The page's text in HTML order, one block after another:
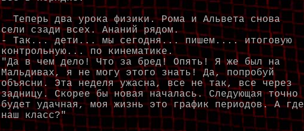
Теперь два урока физики. Рома и Альвета снова
сели сзади всех. Ананий рядом.
- Так... дети... мы сегодня... пишем.... итоговую
контрольную... по кинематике.
"Да в чем дело! Что за бред! Опять! Я же был на
Мальдивах, я не могу этого знать! Да, попробуй
объясни. Эта неделя ужасна, все не так, все через
задницу. Скорее бы новая началась. Следующая точно
будет удачная, моя жизнь это график периодов. А где
наш класс?"